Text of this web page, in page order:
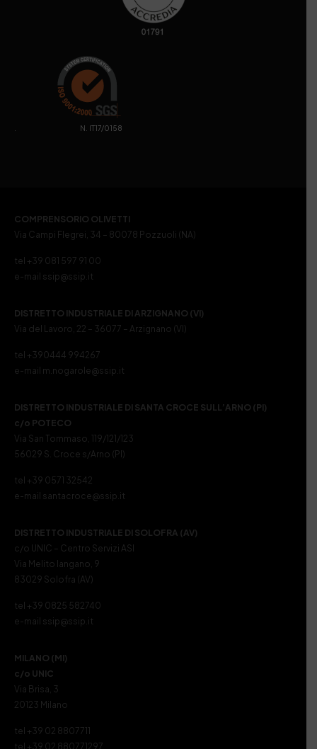
. N. IT17/0158
COMPRENSORIO OLIVETTI
Via Campi Flegrei, 34 – 80078 Pozzuoli (NA)
tel +39 081 597 91 00
e-mail ssip@ssip.it
DISTRETTO INDUSTRIALE DI ARZIGNANO (VI)
Via del Lavoro, 22 – 36077 – Arzignano (VI)
tel +390444 994267
e-mail m.nogarole@ssip.it
DISTRETTO INDUSTRIALE DI SANTA CROCE SULL’ARNO (PI)
c/o POTECO
Via San Tommaso, 119/121/123
56029 S. Croce s/Arno (PI)
tel +39 0571 32542
e-mail santacroce@ssip.it
DISTRETTO INDUSTRIALE DI SOLOFRA (AV)
c/o UNIC – Centro Servizi ASI
Via Melito Iangano, 9
83029 Solofra (AV)
tel +39 0825 582740
e-mail ssip@ssip.it
MILANO (MI)
c/o UNIC
Via Brisa, 3
20123 Milano
tel +39 02 8807711
tel +39 02 880771297